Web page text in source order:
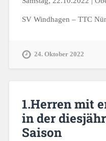
SV Windhagen – TTC
24. Oktober 2022
1.Herren mit
in der
Saison